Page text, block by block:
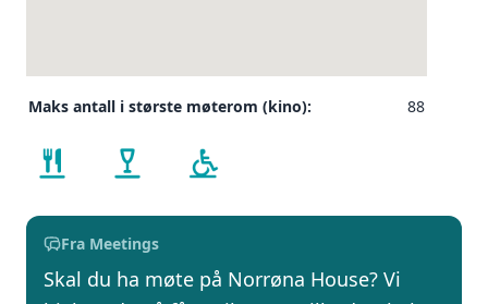
Maks antall i største møterom (kino): 88
Fra Meetings
Skal du ha møte på Norrøna House? Vi